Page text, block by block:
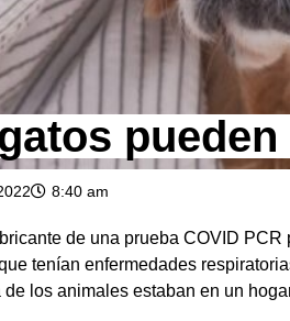
8:40 am
de una prueba COVID
tenían enfermedades
de los animales estaban en un